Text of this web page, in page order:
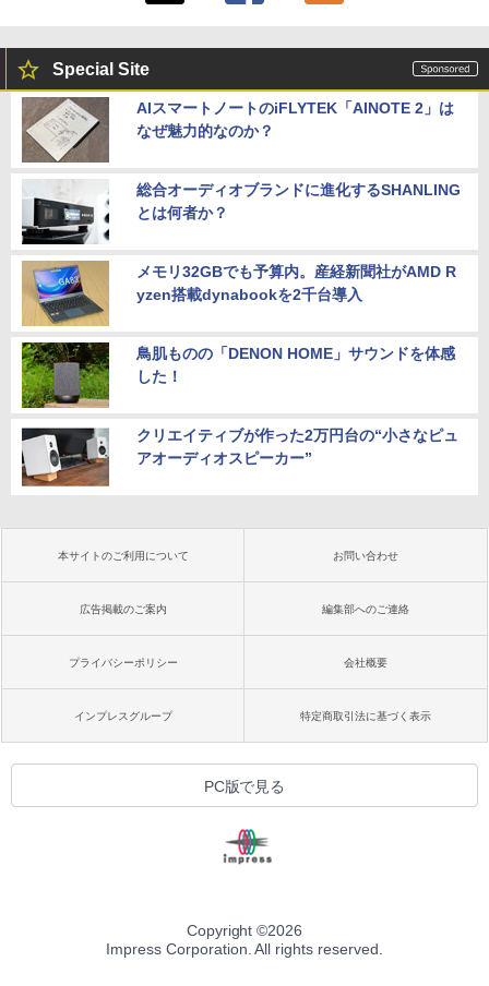
Special Site
AIスマートノートのiFLYTEK「AINOTE 2」は
なぜ魅力的なのか？
総合オーディオブランドに進化するSHANLING
とは何者か？
メモリ32GBでも予算内。産経新聞社がAMD R
yzen搭載dynabookを2千台導入
鳥肌ものの「DENON HOME」サウンドを体感
した！
クリエイティブが作った2万円台の“小さなピュ
アオーディオスピーカー”
本サイトのご利用について お問い合わせ
広告掲載のご案内 編集部へのご連絡
プライバシーポリシー 会社概要
インプレスグループ 特定商取引法に基づく表示
PC版で見る
Copyright ©2026
Impress Corporation. All rights reserved.